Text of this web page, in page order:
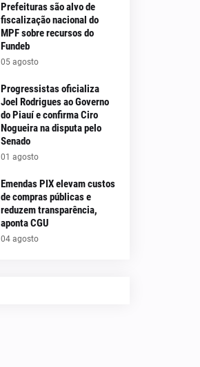
Prefeituras são alvo de
fiscalização nacional do
MPF sobre recursos do
Fundeb
05 agosto
Progressistas oficializa
Joel Rodrigues ao Governo
do Piauí e confirma Ciro
Nogueira na disputa pelo
Senado
01 agosto
Emendas PIX elevam custos
de compras públicas e
reduzem transparência,
aponta CGU
04 agosto